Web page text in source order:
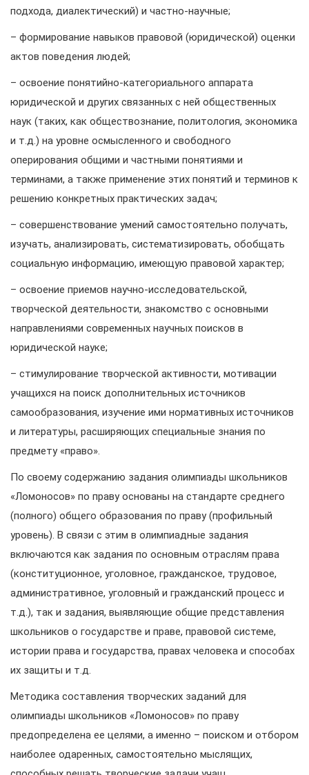
подхода, диалектический) и частно-научные;
– формирование навыков правовой (юридической) оценки
актов поведения людей;
– освоение понятийно-категориального аппарата
юридической и других связанных с ней общественных
наук (таких, как обществознание, политология, экономика
и т.д.) на уровне осмысленного и свободного
оперирования общими и частными понятиями и
терминами, а также применение этих понятий и терминов к
решению конкретных практических задач;
– совершенствование умений самостоятельно получать,
изучать, анализировать, систематизировать, обобщать
социальную информацию, имеющую правовой характер;
– освоение приемов научно-исследовательской,
творческой деятельности, знакомство с основными
направлениями современных научных поисков в
юридической науке;
– стимулирование творческой активности, мотивации
учащихся на поиск дополнительных источников
самообразования, изучение ими нормативных источников
и литературы, расширяющих специальные знания по
предмету «право».
По своему содержанию задания олимпиады школьников
«Ломоносов» по праву основаны на стандарте среднего
(полного) общего образования по праву (профильный
уровень). В связи с этим в олимпиадные задания
включаются как задания по основным отраслям права
(конституционное, уголовное, гражданское, трудовое,
административное, уголовный и гражданский процесс и
т.д.), так и задания, выявляющие общие представления
школьников о государстве и праве, правовой системе,
истории права и государства, правах человека и способах
их защиты и т.д.
Методика составления творческих заданий для
олимпиады школьников «Ломоносов» по праву
предопределена ее целями, а именно – поиском и отбором
наиболее одаренных, самостоятельно мыслящих,